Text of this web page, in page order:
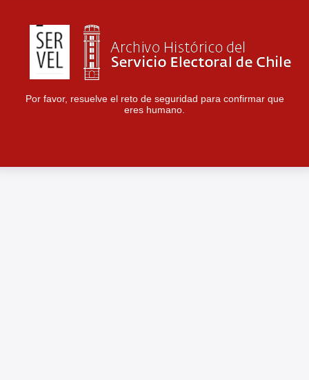
Por favor, resuelve el reto de seguridad para confirmar que
eres humano.